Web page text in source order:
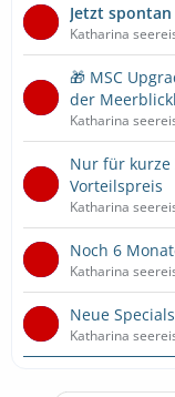
Jetzt
Katharina
🎁 MSC
der
Katharina
Nur für kurze
Vorteilspreis
Katharina
Noch 6
Katharina
Neue
Katharina